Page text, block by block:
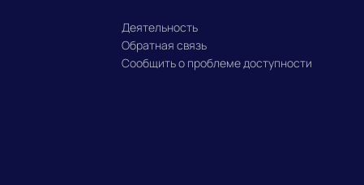
Деятельность
Обратная связь
Сообщить о проблеме доступности